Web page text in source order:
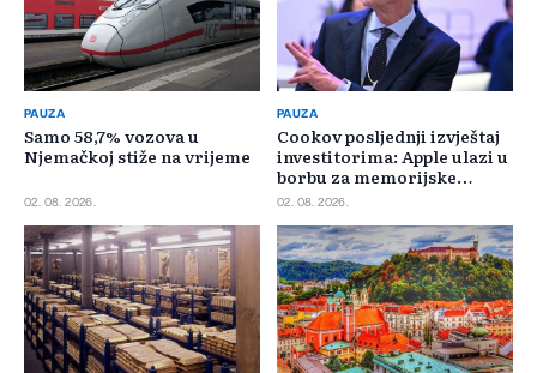
PAUZA
Samo 58,7% vozova u
Njemačkoj stiže na vrijeme
02. 08. 2026.
PAUZA
Cookov posljednji izvještaj
investitorima: Apple ulazi u
borbu za memorijske
čipove
02. 08. 2026.